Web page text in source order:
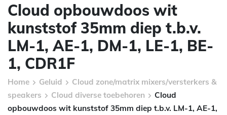
Cloud opbouwdoos wit
kunststof 35mm diep t.b.v.
LM-1, AE-1, DM-1, LE-1, BE-
1, CDR1F
Home Geluid
Cloud zone/matrix mixers/versterkers &
speakers
Cloud diverse toebehoren
Cloud
opbouwdoos wit kunststof 35mm diep t.b.v. LM-1, AE-1,